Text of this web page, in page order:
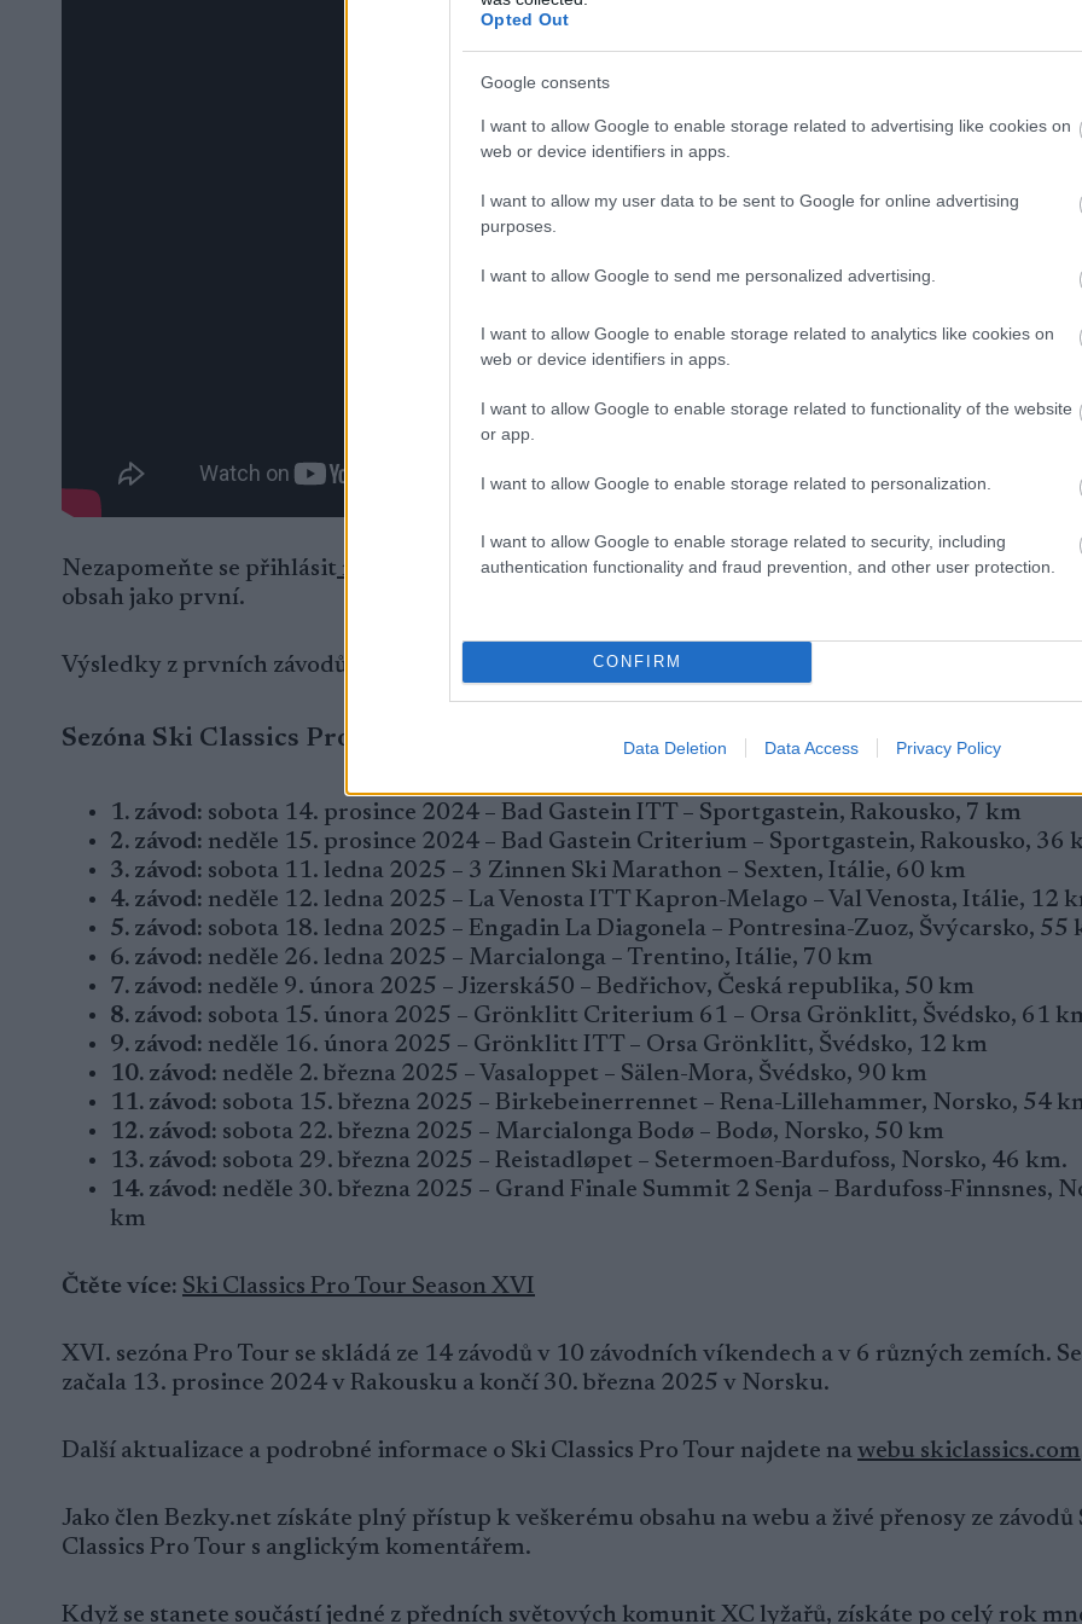
Opted Out
Google consents
I want to allow Google to enable storage related to advertising like cookies on
web or device identifiers in apps.
I want to allow my user data to be sent to Google for online advertising
purposes.
I want to allow Google to send me personalized advertising.
I want to allow Google to enable storage related to analytics like cookies on
web or device identifiers in apps.
I want to allow Google to enable storage related to functionality of the website
or app.
I want to allow Google to enable storage related to personalization.
I want to allow Google to enable storage related to security, including
authentication functionality and fraud prevention, and other user protection.
CONFIRM
Data Deletion Data Access Privacy Policy
Nezapomeňte se přihlásit na SC kanálu – The Ski Community na YouTube , abyste získali
obsah jako první.
Výsledky z prvních závodů
Sezóna Ski Classics Pro Tour XVI (2024/2025)
1. závod: sobota 14. prosince 2024 – Bad Gastein ITT – Sportgastein, Rakousko, 7 km
2. závod: neděle 15. prosince 2024 – Bad Gastein Criterium – Sportgastein, Rakousko, 36
3. závod: sobota 11. ledna 2025 – 3 Zinnen Ski Marathon – Sexten, Itálie, 60 km
4. závod: neděle 12. ledna 2025 – La Venosta ITT Kapron-Melago – Val Venosta, Itálie, 12
5. závod: sobota 18. ledna 2025 – Engadin La Diagonela – Pontresina-Zuoz, Švýcarsko, 55
6. závod: neděle 26. ledna 2025 – Marcialonga – Trentino, Itálie, 70 km
7. závod: neděle 9. února 2025 – Jizerská50 – Bedřichov, Česká republika, 50 km
8. závod: sobota 15. února 2025 – Grönklitt Criterium 61 – Orsa Grönklitt, Švédsko, 61
9. závod: neděle 16. února 2025 – Grönklitt ITT – Orsa Grönklitt, Švédsko, 12 km
10. závod: neděle 2. března 2025 – Vasaloppet – Sälen-Mora, Švédsko, 90 km
11. závod: sobota 15. března 2025 – Birkebeinerrennet – Rena-Lillehammer, Norsko, 54
12. závod: sobota 22. března 2025 – Marcialonga Bodø – Bodø, Norsko, 50 km
13. závod: sobota 29. března 2025 – Reistadløpet – Setermoen-Bardufoss, Norsko, 46 km.
14. závod: neděle 30. března 2025 – Grand Finale Summit 2 Senja – Bardufoss-Finnsnes,
km
Čtěte více: Ski Classics Pro Tour Season XVI
XVI. sezóna Pro Tour se skládá ze 14 závodů v 10 závodních víkendech a v 6 různých zemích.
začala 13. prosince 2024 v Rakousku a končí 30. března 2025 v Norsku.
Další aktualizace a podrobné informace o Ski Classics Pro Tour najdete na webu skiclassics.com
Jako člen Bezky.net získáte plný přístup k veškerému obsahu na webu a živé přenosy ze závodů
Classics Pro Tour s anglickým komentářem.
Když se stanete součástí jedné z předních světových komunit XC lyžařů, získáte po celý rok